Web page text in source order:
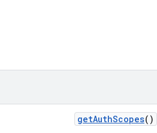
getAuthScopes()